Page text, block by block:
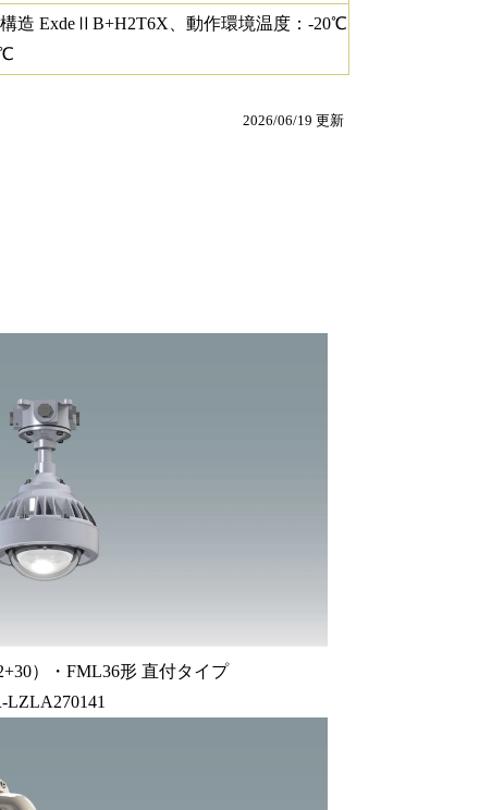
造 ExdeⅡB+H2T6X、動作環境温度：-20℃
2026/06/19 更新
）・FML36形 直付タイプ
LZLA270141